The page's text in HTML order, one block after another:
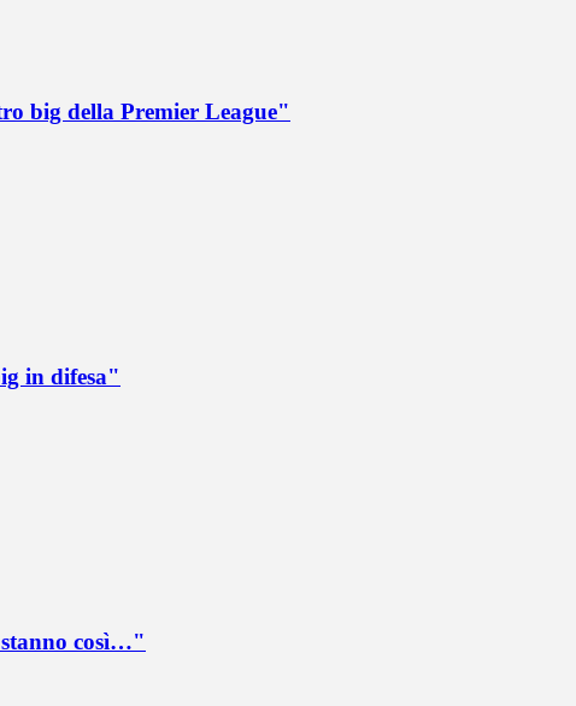
big della Premier League"
in difesa"
stanno così…"